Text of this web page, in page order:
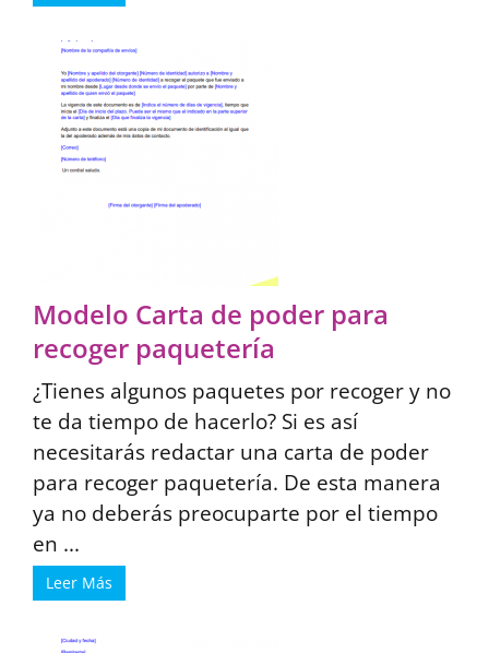
Modelo Carta de poder para
recoger paquetería
¿Tienes algunos paquetes por recoger y no
te da tiempo de hacerlo? Si es así
necesitarás redactar una carta de poder
para recoger paquetería. De esta manera
ya no deberás preocuparte por el tiempo
en ...
Leer Más